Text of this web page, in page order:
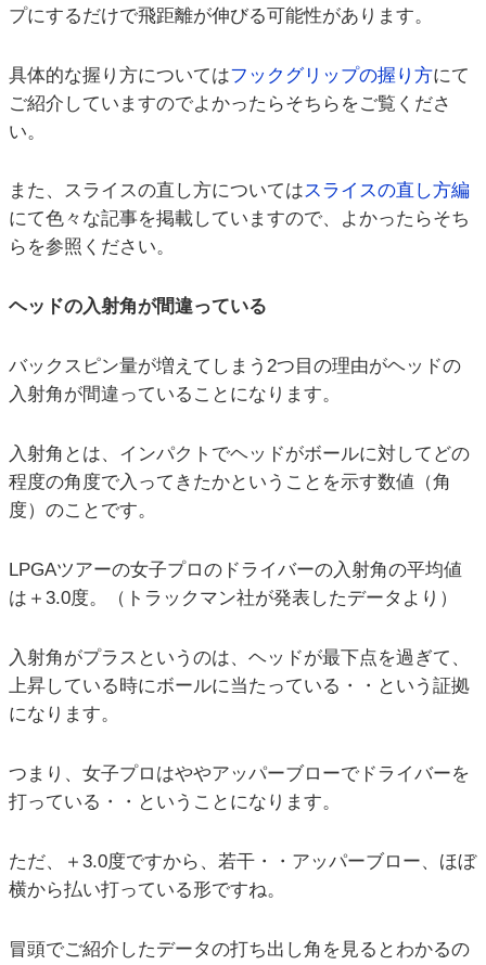
プにするだけで飛距離が伸びる可能性があります。
具体的な握り方についてはフックグリップの握り方にて
ご紹介していますのでよかったらそちらをご覧くださ
い。
また、スライスの直し方についてはスライスの直し方編
にて色々な記事を掲載していますので、よかったらそち
らを参照ください。
ヘッドの入射角が間違っている
バックスピン量が増えてしまう2つ目の理由がヘッドの
入射角が間違っていることになります。
入射角とは、インパクトでヘッドがボールに対してどの
程度の角度で入ってきたかということを示す数値（角
度）のことです。
LPGAツアーの女子プロのドライバーの入射角の平均値
は＋3.0度。（トラックマン社が発表したデータより）
入射角がプラスというのは、ヘッドが最下点を過ぎて、
上昇している時にボールに当たっている・・という証拠
になります。
つまり、女子プロはややアッパーブローでドライバーを
打っている・・ということになります。
ただ、＋3.0度ですから、若干・・アッパーブロー、ほぼ
横から払い打っている形ですね。
冒頭でご紹介したデータの打ち出し角を見るとわかるの